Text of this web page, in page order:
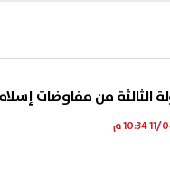
الثالثة من مفاوضات